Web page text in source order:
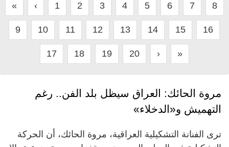
« ‹ 1 2 3 4 5 6 7 8
9 10 11 12 13 14 15 16
17 18 19 20 › »
مروة الحائك: العراق سيظل بلد الفن.. رغم
التهميش و«الدخلاء»
ترى الفنانة التشكيلية العراقية، مروة الحائك، أن الحركة